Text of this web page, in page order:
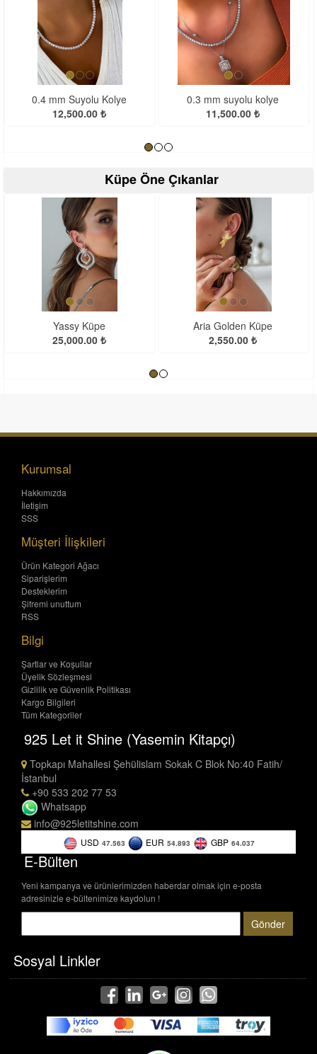
0.4 mm Suyolu Kolye
12,500.00 ₺
0.3 mm suyolu kolye
11,500.00 ₺
Küpe Öne Çıkanlar
Yassy Küpe
25,000.00 ₺
Aria Golden Küpe
2,550.00 ₺
Kurumsal
Hakkımızda
İletişim
SSS
Müşteri İlişkileri
Ürün Kategori Ağacı
Siparişlerim
Desteklerim
Şifremi unuttum
RSS
Bilgi
Şartlar ve Koşullar
Üyelik Sözleşmesi
Gizlilik ve Güvenlik Politikası
Kargo Bilgileri
Tüm Kategoriler
925 Let it Shine (Yasemin Kitapçı)
Topkapı Mahallesi Şehülislam Sokak C Blok No:40 Fatih/
İstanbul
+90 533 202 77 53
Whatsapp
info@925letitshine.com
USD 47.563 EUR 54.893 GBP 64.037
E-Bülten
Yeni kampanya ve ürünlerimizden haberdar olmak için e-posta
adresinizle e-bültenimize kaydolun !
Gönder
Sosyal Linkler